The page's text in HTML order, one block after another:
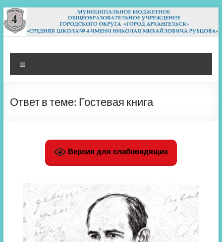
Перейти
к
содержимому
МБОУ СШ 4
Архангельск
Ответ в теме: Гостевая книга
Версия для слабовидящих